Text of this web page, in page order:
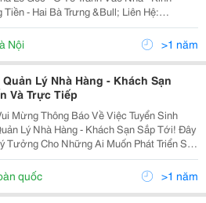
Hai Bà Trưng &Bull; Liên Hệ:
Trung Tâm Ngõ Thông Bàn Cờ....
Nội >1 năm
Lý Nhà Hàng - Khách Sạn
Và Trực Tiếp
Mừng Thông Báo Về Việc Tuyển Sinh
Lý Nhà Hàng - Khách Sạn Sắp Tới! Đây
Tưởng Cho Những Ai Muốn Phát Triển Sự
Lĩnh Vực Dịch Vụ, Đặc Biệt Là Trong
Ngành Nhà Hàng Và Khách Sạn. Đối Tượng Tham Gia:
quốc >1 năm